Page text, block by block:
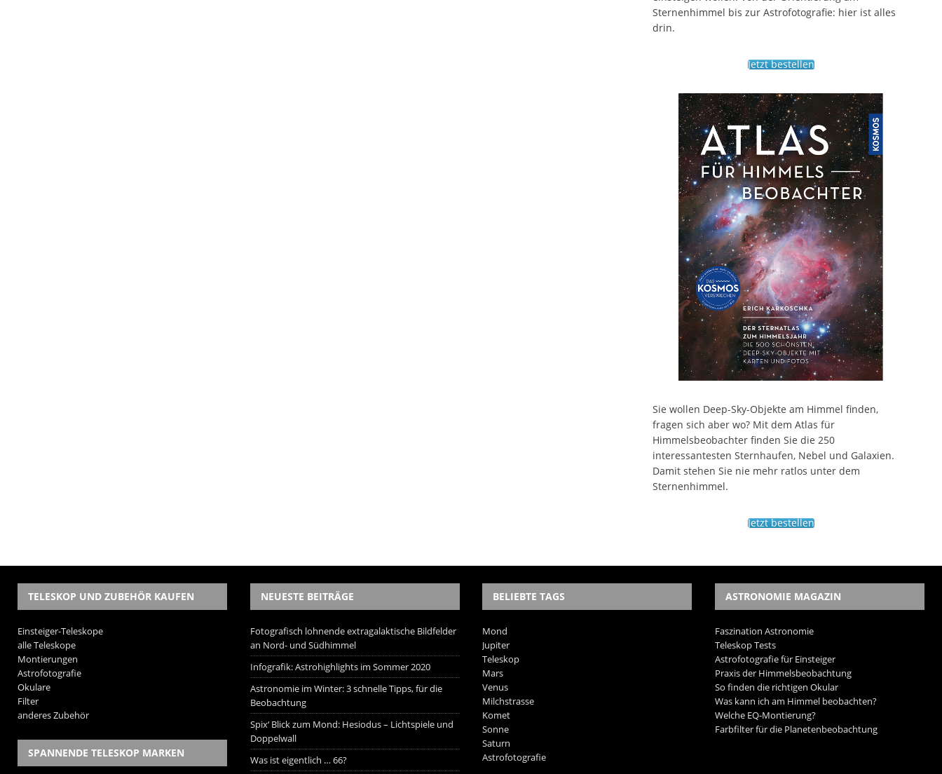
Sternenhimmel bis zur Astrofotografie: hier ist alles
drin.
Jetzt bestellen
Sie wollen Deep-Sky-Objekte am Himmel finden,
fragen sich aber wo? Mit dem Atlas für
Himmelsbeobachter finden Sie die 250
interessantesten Sternhaufen, Nebel und Galaxien.
Damit stehen Sie nie mehr ratlos unter dem
Sternenhimmel.
Jetzt bestellen
TELESKOP UND ZUBEHÖR KAUFEN
Einsteiger-Teleskope
alle Teleskope
Montierungen
Astrofotografie
Okulare
Filter
anderes Zubehör
SPANNENDE TELESKOP MARKEN
NEUESTE BEITRÄGE
Fotografisch lohnende extragalaktische Bildfelder
an Nord- und Südhimmel
Infografik: Astrohighlights im Sommer 2020
Astronomie im Winter: 3 schnelle Tipps, für die
Beobachtung
Spix‘ Blick zum Mond: Hesiodus – Lichtspiele und
Doppelwall
Was ist eigentlich … 66?
BELIEBTE TAGS
Mond
Jupiter
Teleskop
Mars
Venus
Milchstrasse
Komet
Sonne
Saturn
Astrofotografie
ASTRONOMIE MAGAZIN
Faszination Astronomie
Teleskop Tests
Astrofotografie für Einsteiger
Praxis der Himmelsbeobachtung
So finden die richtigen Okular
Was kann ich am Himmel beobachten?
Welche EQ-Montierung?
Farbfilter für die Planetenbeobachtung